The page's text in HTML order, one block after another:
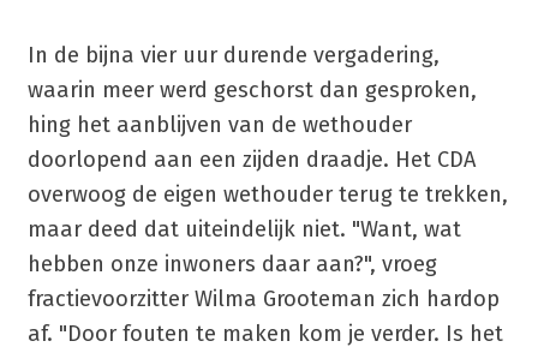
In de bijna vier uur durende vergadering,
waarin meer werd geschorst dan gesproken,
hing het aanblijven van de wethouder
doorlopend aan een zijden draadje. Het CDA
overwoog de eigen wethouder terug te trekken,
maar deed dat uiteindelijk niet. "Want, wat
hebben onze inwoners daar aan?", vroeg
fractievoorzitter Wilma Grooteman zich hardop
af. "Door fouten te maken kom je verder. Is het